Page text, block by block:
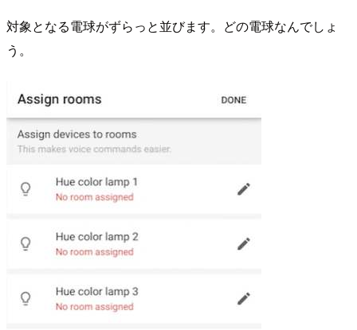
対象となる電球がずらっと並びます。どの電球なんでしょ
う。